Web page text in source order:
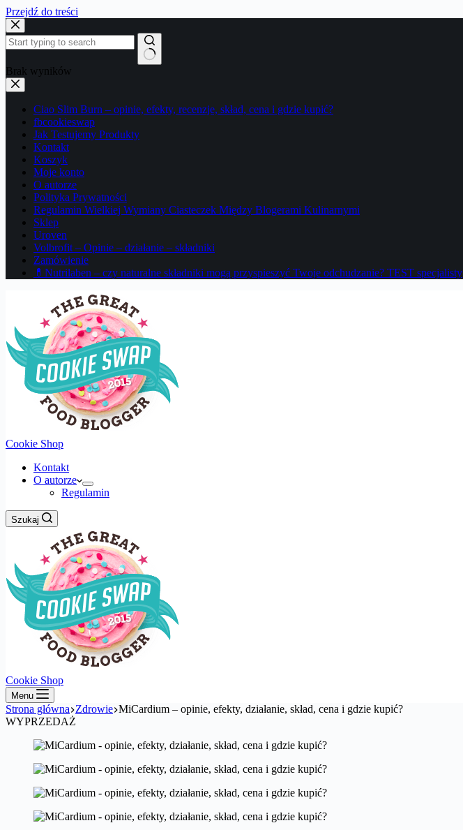
Przejdź do treści
Brak wyników
Ciao Slim Burn – opinie, efekty, recenzje, skład, cena i gdzie kupić?
fbcookieswap
Jak Testujemy Produkty
Kontakt
Koszyk
Moje konto
O autorze
Polityka Prywatności
Regulamin Wielkiej Wymiany Ciasteczek Między Blogerami Kulinarnymi
Sklep
Uroven
Volbrofit – Opinie – działanie – składniki
Zamówienie
💊Nutrilaben – czy naturalne składniki mogą przyspieszyć Twoje odchudzanie? TEST specjalisty
Cookie Shop
Kontakt
O autorze
Regulamin
Szukaj
Cookie Shop
Menu
Strona główna Zdrowie MiCardium – opinie, efekty, działanie, skład, cena i gdzie kupić?
WYPRZEDAŻ